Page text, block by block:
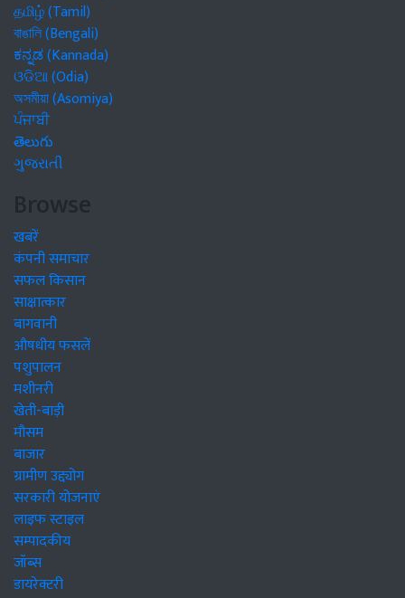
தமிழ் (Tamil)
বাঙালি (Bengali)
ಕನ್ನಡ (Kannada)
ଓଡିଆ (Odia)
অসমীয়া (Asomiya)
ਪੰਜਾਬੀ
తెలుగు
ગુજરાતી
Browse
खबरें
कंपनी समाचार
सफल किसान
साक्षात्कार
बागवानी
औषधीय फसलें
पशुपालन
मशीनरी
खेती-बाड़ी
मौसम
बाजार
ग्रामीण उद्द्योग
सरकारी योजनाएं
लाइफ स्टाइल
सम्पादकीय
जॉब्स
डायरेक्टरी